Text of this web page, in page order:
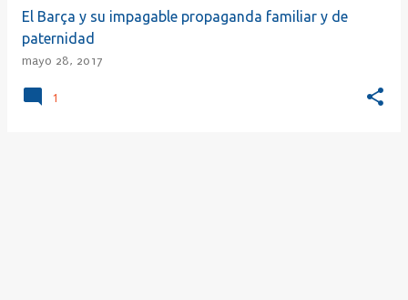
El Barça y su impagable propaganda familiar y de
paternidad
mayo 28, 2017
1